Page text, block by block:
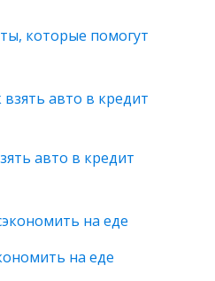
которые помогут
авто в кредит
на еде